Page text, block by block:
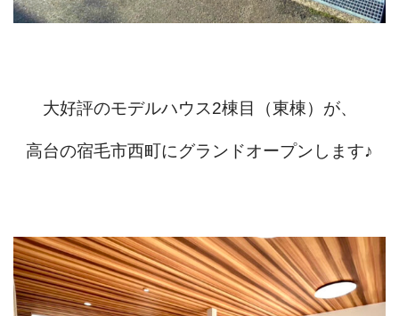
大好評のモデルハウス2棟目（東棟）が、
高台の宿毛市西町にグランドオープンします♪